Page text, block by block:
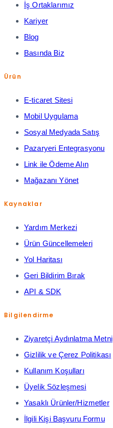
İş Ortaklarımız
Kariyer
Blog
Basında Biz
Ürün
E-ticaret Sitesi
Mobil Uygulama
Sosyal Medyada Satış
Pazaryeri Entegrasyonu
Link ile Ödeme Alın
Mağazanı Yönet
Kaynaklar
Yardım Merkezi
Ürün Güncellemeleri
Yol Haritası
Geri Bildirim Bırak
API & SDK
Bilgilendirme
Ziyaretçi Aydınlatma Metni
Gizlilik ve Çerez Politikası
Kullanım Koşulları
Üyelik Sözleşmesi
Yasaklı Ürünler/Hizmetler
İlgili Kişi Başvuru Formu